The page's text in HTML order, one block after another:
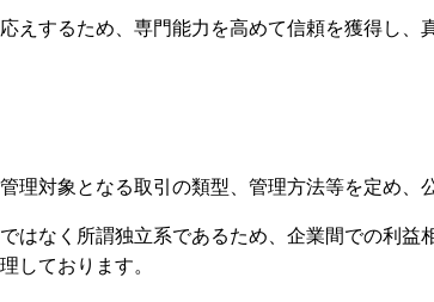
えするため、専門能力を高めて信頼を獲得し、
理対象となる取引の類型、管理方法等を定め、
はなく所謂独立系であるため、企業間での利益
しております。